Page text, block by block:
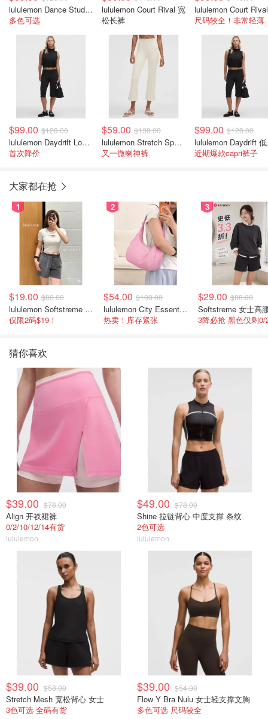
lululemon Dance Studio 中腰长裤 女装常规款
多色可选
lululemon Court Rival 宽
松长裤
尺码
$99.00 $128.00
lululemon Daydrift Low-Rise 九分裤 女款
首次降价
$59.00 $138.00
lululemon Stretch Spacer 高腰长裤 女款
又一微喇神裤
$99.00 $128.00
近期爆款capri裤子
大家都在抢
1
$19.00 $88.00
lululemon Softstreme 女士高腰短裤 10cm
仅限2码$19！
2
$54.00 $108.00
lululemon City Essentials 肩背包 4L
热卖！库存紧张
3
$29.00 $88.00
猜你喜欢
$39.00 $78.00
Align 开衩裙裤
0/2/10/12/14有货
lululemon
$49.00 $78.00
Shine 拉链背心 中度支撑 条纹
2色可选
lululemon
$39.00 $58.00
Stretch Mesh 宽松背心 女士
3色可选 全码有货
$39.00 $54.00
Flow Y Bra Nulu 女士轻支撑文胸
多色可选 尺码较全